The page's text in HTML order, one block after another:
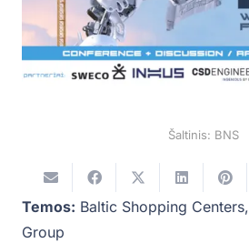
Šaltinis: BNS
Temos: Baltic Shopping Centers,
Group